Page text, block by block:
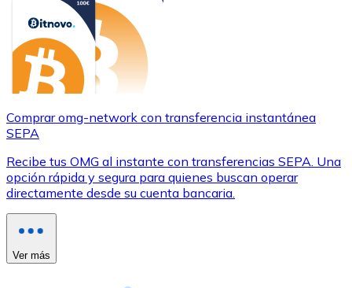
Comprar omg-network con transferencia instantánea
SEPA
Recibe tus OMG al instante con transferencias SEPA. Una
opción rápida y segura para quienes buscan operar
directamente desde su cuenta bancaria.
Ver más